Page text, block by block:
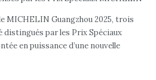
MICHELIN Guangzhou 2025, trois
par les Prix Spéciaux
en puissance d’une nouvelle